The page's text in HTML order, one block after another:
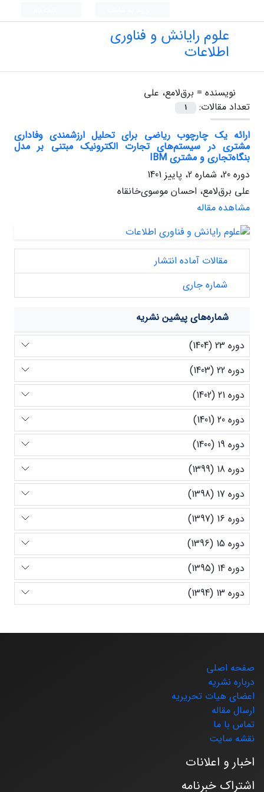
علوم رایانش و فناوری
اطلاعات
نویسنده = برق‌لامع، علی
تعداد مقالات:
1
ارائه یک چارچوب ریاضی برای تحلیل ارزشمندی وفاداری
مشتری در سیستم‌های تجارت الکترونیک مبتنی بر مدل
بنگاه‌تجاری و مشتری IBM
دوره 20، شماره 2، پاییز 1401
علی برق‌لامع، احسان موسوی‌خانقاه
مشاهده مقاله
مقالات آماده انتشار
شماره جاری
شماره‌های پیشین نشریه
دوره 23 (1404)
دوره 22 (1403)
دوره 21 (1402)
دوره 20 (1401)
دوره 19 (1400)
دوره 18 (1399)
دوره 17 (1398)
دوره 16 (1397)
دوره 15 (1396)
دوره 14 (1395)
دوره 13 (1394)
صفحه اصلی
درباره نشریه
اعضای هیات تحریریه
ارسال مقاله
تماس با ما
نقشه سایت
اخبار و اعلانات
اشتراک خبرنامه